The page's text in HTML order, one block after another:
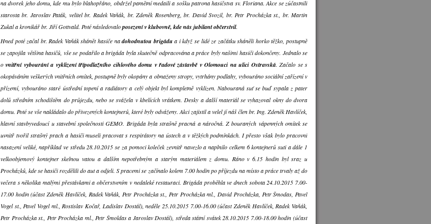
na dvorek jeho domu, kde mu bylo blahopřáno, obdržel pamětní medaili a sošku patrona hasičstva sv. Floriana. Akce se zúčastnili
starosta br. Jaroslav Paták, velitel br. Radek Vaňák, br. Zdeněk Rosenberg, br. David Svozil, br. Petr Procházka st., br. Martin
Zukal a kronikář br. Jiří Gottvald. Poté následovaloposezení v klubovně, kde nás jubilant občerstvil.
Hned poté začal br. Radek Vaňák shánět hasiče nadohodnutou brigádu a i když se lidé ze začátku sháněli horko těžko, postupně
se zapojila většina hasičů, vše se podařilo a brigáda byla skutečně odpracována a práce byly našimi hasiči dokončeny. Jednalo se
ovnitřní vybourání a vyklizení třípodlažního cihlového domu v řadové zástavbě v Olomouci na ulici Ostravská. Začalo se s
okopáváním veškerých vnitřních omítek, postupně byly okopány a obnaženy stropy, vytrhány podlahy, vybouráno sociální zařízení v
přízemí, vybouráno staré ústřední topení a radiátory a celý objekt byl kompletně vyklizen. Nabouraná suť se buď sypala z pater
dolů středním schodištěm do průjezdu, nebo se svážela v kbelících vrátkem. Desky a další materiál se vyhazoval okny do dvora
domu. Poté se vše nakládalo do přivezených kontejnerů, které byly odváženy. Akci zajistil a velel jí náš člen br. Ing. Zdeněk Havlíček,
hlavní stavbyvedoucí u stavební společnosti GEMO. Brigáda byla strašně pracná a náročná. Z bouraných vápenných omítek se
uvnitř tvořil strašný prach a hasiči museli pracovat s respirátory na ústech a v těžkých podmínkách. I přesto však bylo pracovní
nasazení veliké, například ve středu 28.10.2015 se za pomoci koleček zevnitř navezlo a naplnilo celkem 6 kontejnerů suti a dále 1
velkoobjemový kontejner skelnou vatou a dalším nepotřebným a starým materiálem z domu. Ráno v 6.15 hodin byl sraz u
Procházků, kde se hasiči rozdělili do aut a odjeli. S pracemi se začínalo kolem 7.00 hodin po příjezdu na místo a práce trvaly až do
večera s několika malými přestávkami a občerstvením v nedaleké restauraci. Brigáda proběhla ve dnech sobota 24.10.2015 7.00-
17.00 hodin (účast Zdeněk Havlíček, Radek Vaňák, Petr Procházka st., Petr Procházka ml., David Procházka, Petr Šmodas, Pavel
Vogel st., Pavel Vogel ml., Rostislav Kočař, Ladislav Dostál), neděle 25.10.2015 7.00-16.00 (účast Zdeněk Havlíček, Radek Vaňák,
Petr Procházka st., Petr Procházka ml., Petr Šmoldas a Jaroslav Dostál), středa státní svátek 28.10.2015 7.00-18.00 hodin (účast